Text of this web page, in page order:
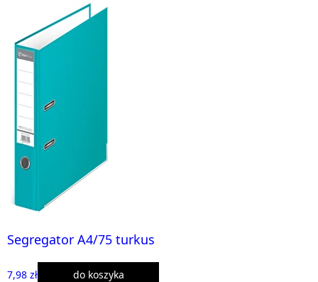
Segregator A4/75 turkus
7,98 zł do koszyka